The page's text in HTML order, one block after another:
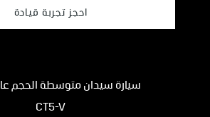
احجز تجربة قيادة
سيارة سيدان متوسطة الحجم
CT5-V